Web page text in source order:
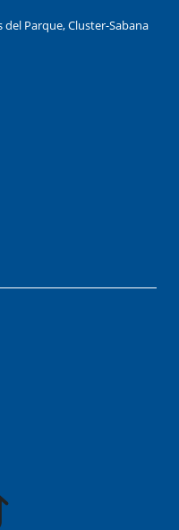
del Parque, Cluster-Sabana